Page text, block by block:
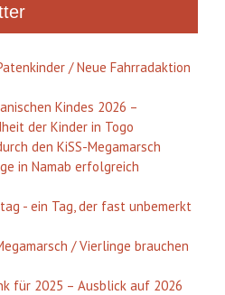
/ Neue Fahrradaktion
Kindes 2026 –
der Kinder in Togo
den KiSS-Megamarsch
in Namab erfolgreich
- ein Tag, der fast unbemerkt
/ Vierlinge brauchen
für 2025 – Ausblick auf 2026